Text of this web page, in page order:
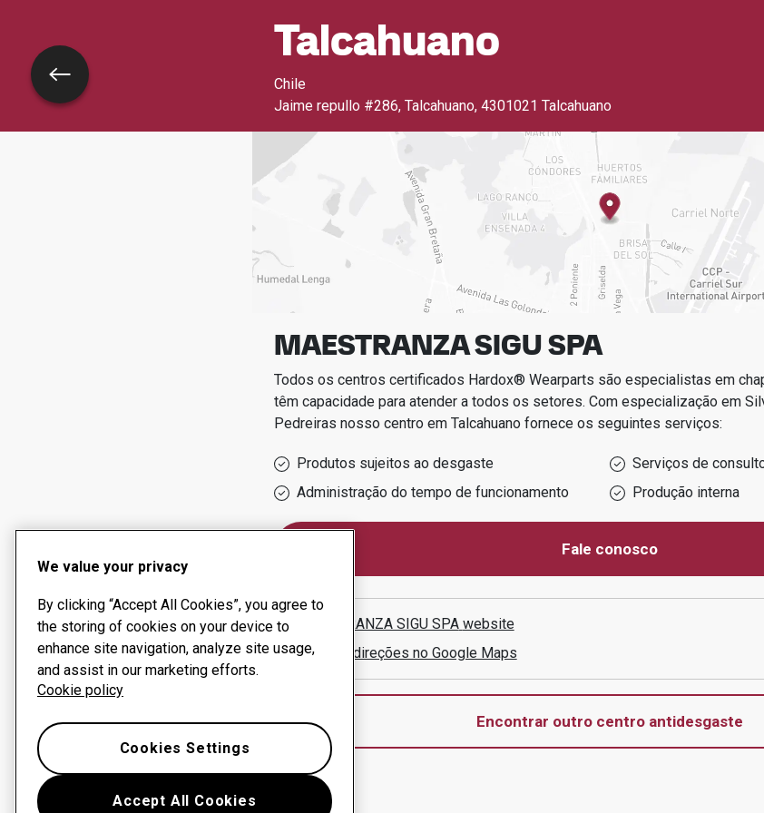
Talcahuano
Chile
Jaime repullo #286, Talcahuano, 4301021 Talcahuano
MAESTRANZA SIGU SPA
Todos os centros certificados Hardox® Wearparts são especialistas em
têm capacidade para atender a todos os setores. Com especialização em
Pedreiras nosso centro em Talcahuanofornece os seguintes serviços:
Produtos sujeitos ao desgaste
Serviços de
Administração do tempo de funcionamento
Produção interna
Fale conosco
MAESTRANZA SIGU SPA website
Mostrar direções no Google Maps
Encontrar outro centro antidesgaste
Voltar
We value your privacy
By clicking “Accept All Cookies”, you agree to
the storing of cookies on your device to
enhance site navigation, analyze site usage,
and assist in our marketing efforts.
Cookie policy
Accept All Cookies
Cookies Settings